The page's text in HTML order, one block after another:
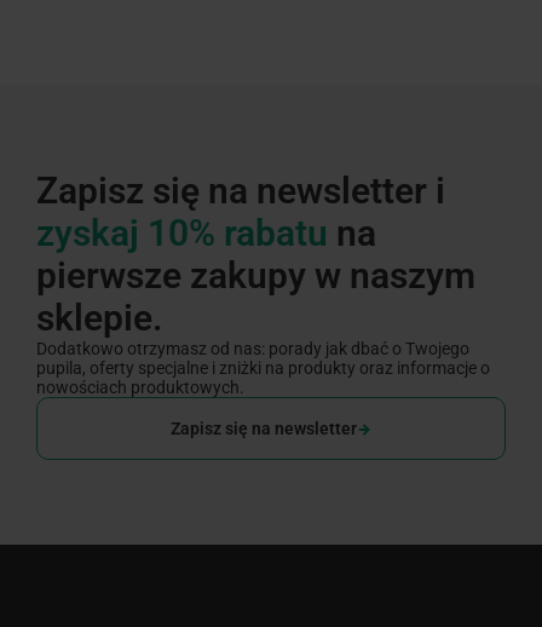
Zapisz się na newsletter i
zyskaj 10% rabatu na
pierwsze zakupy w naszym
sklepie.
Dodatkowo otrzymasz od nas: porady jak dbać o Twojego
pupila, oferty specjalne i zniżki na produkty oraz informacje o
nowościach produktowych.
Zapisz się na newsletter